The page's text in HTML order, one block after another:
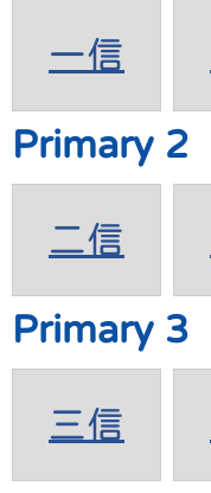
一信
Primary 2
二信
Primary 3
三信